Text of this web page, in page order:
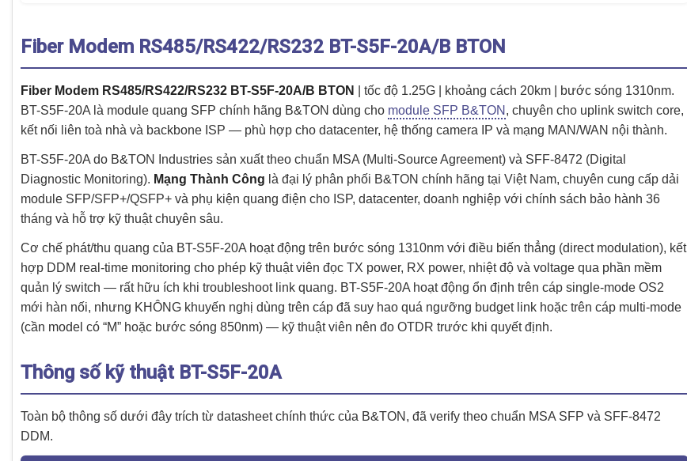
Fiber Modem RS485/RS422/RS232 BT-S5F-20A/B BTON
Fiber Modem RS485/RS422/RS232 BT-S5F-20A/B BTON
| tốc độ 1.25G | khoảng cách 20km | bước sóng 1310nm.
BT-S5F-20A là module quang SFP chính hãng B&TON dùng cho module SFP B&TON , chuyên cho uplink switch core,
kết nối liên toà nhà và backbone ISP — phù hợp cho datacenter, hệ thống camera IP và mạng MAN/WAN nội thành.
BT-S5F-20A do B&TON Industries sản xuất theo chuẩn MSA (Multi-Source Agreement) và SFF-8472 (Digital
Diagnostic Monitoring). Mạng Thành Công là đại lý phân phối B&TON chính hãng tại Việt Nam, chuyên cung cấp dải
module SFP/SFP+/QSFP+ và phụ kiện quang điện cho ISP, datacenter, doanh nghiệp với chính sách bảo hành 36
tháng và hỗ trợ kỹ thuật chuyên sâu.
Cơ chế phát/thu quang của BT-S5F-20A hoạt động trên bước sóng 1310nm với điều biến thẳng (direct modulation), kết
hợp DDM real-time monitoring cho phép kỹ thuật viên đọc TX power, RX power, nhiệt độ và voltage qua phần mềm
quản lý switch — rất hữu ích khi troubleshoot link quang. BT-S5F-20A hoạt động ổn định trên cáp single-mode OS2
mới hàn nối, nhưng KHÔNG khuyến nghị dùng trên cáp đã suy hao quá ngưỡng budget link hoặc trên cáp multi-mode
(cần model có “M” hoặc bước sóng 850nm) — kỹ thuật viên nên đo OTDR trước khi quyết định.
Thông số kỹ thuật BT-S5F-20A
Toàn bộ thông số dưới đây trích từ datasheet chính thức của B&TON, đã verify theo chuẩn MSA SFP và SFF-8472
DDM.